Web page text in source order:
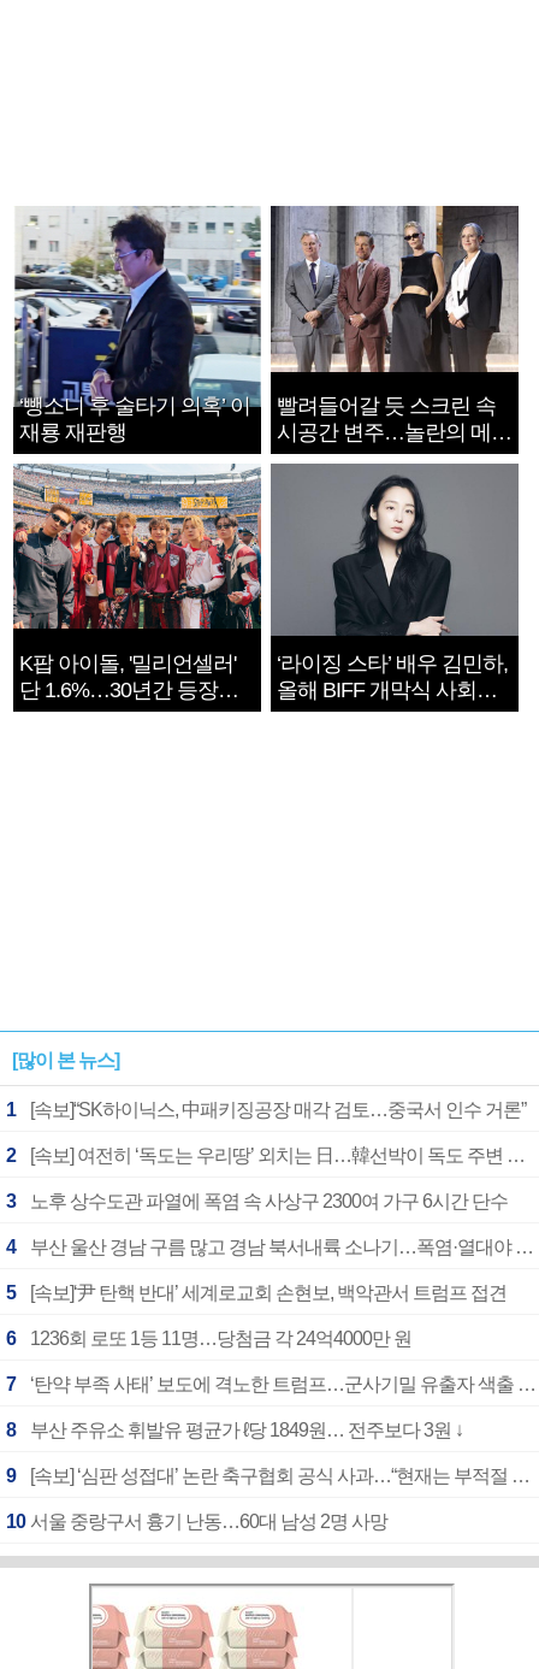
‘뺑소니 후 술타기 의혹’ 이
재룡 재판행
빨려들어갈 듯 스크린 속
시공간 변주…놀란의 메시
지는 ‘전쟁 속죄’
K팝 아이돌, '밀리언셀러'
단 1.6%…30년간 등장
1182개팀 전수조사
‘라이징 스타’ 배우 김민하,
올해 BIFF 개막식 사회자
확정
[많이 본 뉴스]
1 [속보]“SK하이닉스, 中패키징공장 매각 검토…중국서 인수 거론”
2 [속보] 여전히 ‘독도는 우리땅’ 외치는 日…韓선박이 독도 주변 해양조사 활동하자 반발
3 노후 상수도관 파열에 폭염 속 사상구 2300여 가구 6시간 단수
4 부산 울산 경남 구름 많고 경남 북서내륙 소나기…폭염·열대야 계속
5 [속보]‘尹 탄핵 반대’ 세계로교회 손현보, 백악관서 트럼프 접견
6 1236회 로또 1등 11명…당첨금 각 24억4000만 원
7 ‘탄약 부족 사태’ 보도에 격노한 트럼프…군사기밀 유출자 색출 지시
8 부산 주유소 휘발유 평균가 ℓ당 1849원… 전주보다 3원 ↓
9 [속보] ‘심판 성접대’ 논란 축구협회 공식 사과…“현재는 부적절 행위 없어”
10 서울 중랑구서 흉기 난동…60대 남성 2명 사망